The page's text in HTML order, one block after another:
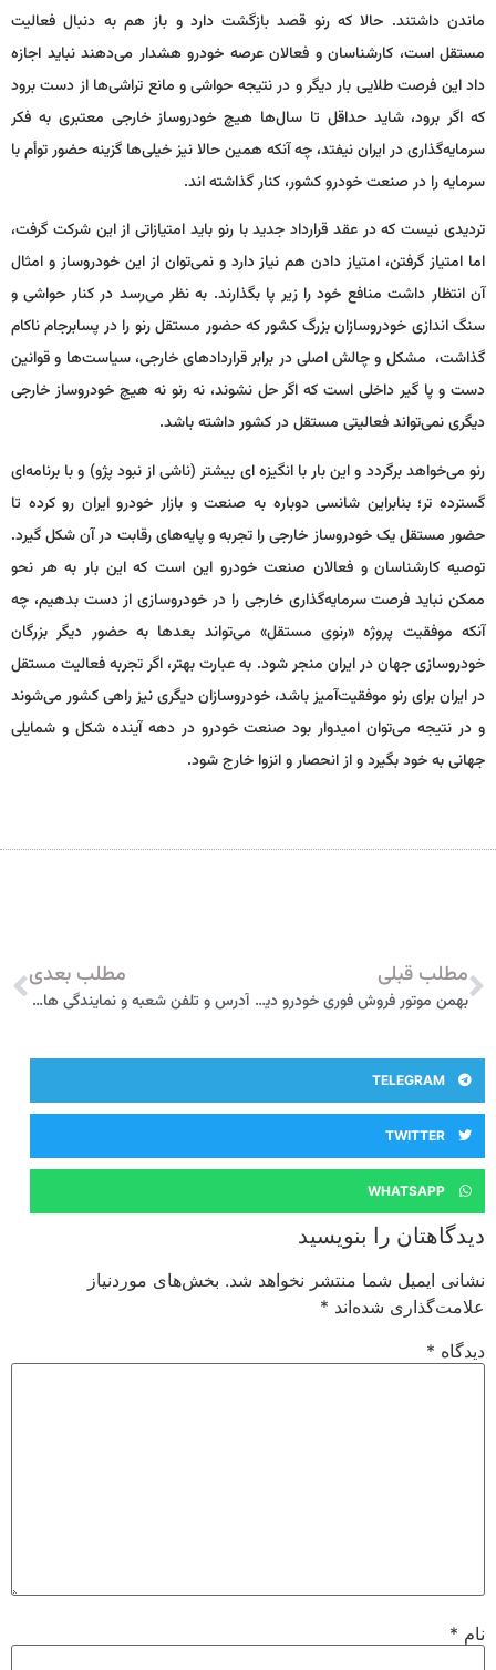
ماندن داشتند. حالا که رنو قصد بازگشت دارد و باز هم به دنبال فعالیت
مستقل است، کارشناسان و فعالان عرصه خودرو هشدار می‌دهند نباید اجازه
داد این فرصت طلایی بار دیگر و در نتیجه حواشی و مانع تراشی‌ها از دست برود
که اگر برود، شاید حداقل تا سال‌ها هیچ خودروساز خارجی معتبری به فکر
سرمایه‌گذاری در ایران نیفتد، چه آنکه همین حالا نیز خیلی‌ها گزینه حضور توأم با
سرمایه را در صنعت خودرو کشور، کنار گذاشته اند.
تردیدی نیست که در عقد قرارداد جدید با رنو باید امتیازاتی از این شرکت گرفت،
اما امتیاز گرفتن، امتیاز دادن هم نیاز دارد و نمی‌توان از این خودروساز و امثال
آن انتظار داشت منافع خود را زیر پا بگذارند. به نظر می‌رسد در کنار حواشی و
سنگ اندازی خودروسازان بزرگ کشور که حضور مستقل رنو را در پسابرجام ناکام
گذاشت، مشکل و چالش اصلی در برابر قراردادهای خارجی، سیاست‌ها و قوانین
دست و پا گیر داخلی است که اگر حل نشوند، نه رنو نه هیچ خودروساز خارجی
دیگری نمی‌تواند فعالیتی مستقل در کشور داشته باشد.
رنو می‌خواهد برگردد و این بار با انگیزه ای بیشتر (ناشی از نبود پژو) و با برنامه‌ای
گسترده تر؛ بنابراین شانسی دوباره به صنعت و بازار خودرو ایران رو کرده تا
حضور مستقل یک خودروساز خارجی را تجربه و پایه‌های رقابت در آن شکل گیرد.
توصیه کارشناسان و فعالان صنعت خودرو این است که این بار به هر نحو
ممکن نباید فرصت سرمایه‌گذاری خارجی را در خودروسازی از دست بدهیم، چه
آنکه موفقیت پروژه «رنوی مستقل» می‌تواند بعدها به حضور دیگر بزرگان
خودروسازی جهان در ایران منجر شود. به عبارت بهتر، اگر تجربه فعالیت مستقل
در ایران برای رنو موفقیت‌آمیز باشد، خودروسازان دیگری نیز راهی کشور می‌شوند
و در نتیجه می‌توان امیدوار بود صنعت خودرو در دهه آینده شکل و شمایلی
جهانی به خود بگیرد و از انحصار و انزوا خارج شود.
مطلب قبلی
بهمن موتور فروش فوری خودرو دیگنیتی را امروز ۲۴ فروردین ماه آغاز کرد
مطلب بعدی
آدرس و تلفن شعبه و نمایندگی های بیمه آسیا در فومن
TELEGRAM
TWITTER
WHATSAPP
دیدگاهتان را بنویسید
نشانی ایمیل شما منتشر نخواهد شد. بخش‌های موردنیاز
علامت‌گذاری شده‌اند*
دیدگاه*
نام*